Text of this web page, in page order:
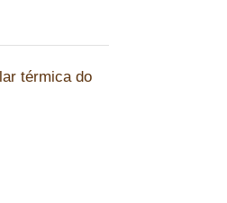
térmica do